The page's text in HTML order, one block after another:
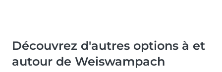
Découvrez d'autres options à et
autour de Weiswampach